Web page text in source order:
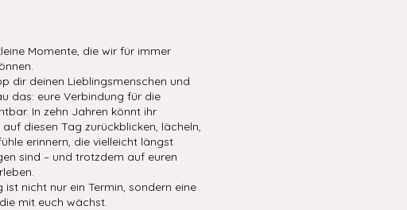
Momente, die wir für immer
dir deinen Lieblingsmenschen und
das: eure Verbindung für die
In zehn Jahren könnt ihr
diesen Tag zurückblicken, lächeln,
erinnern, die vielleicht längst
sind – und trotzdem auf euren
ist nicht nur ein Termin, sondern eine
mit euch wächst.